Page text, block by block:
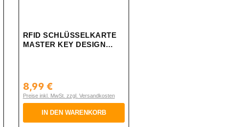
RFID SCHLÜSSELKARTE
MASTER KEY DESIGN
Regulärer Preis:
8,99 €
Preise inkl. MwSt. zzgl. Versandkosten
IN DEN WARENKORB